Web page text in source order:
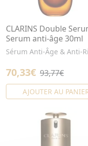
CLARINS Double
Serum anti-âge 30ml
Sérum Anti-Âge & Anti-
70,33€ 93,77€
AJOUTER AU